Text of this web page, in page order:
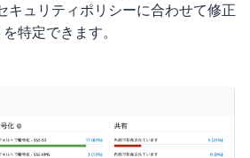
キュリティポリシーに合わせて修正
特定できます。